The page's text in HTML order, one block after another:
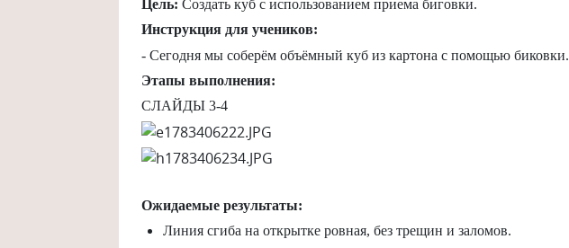
Цель: Создать куб с использованием приема биговки.
Инструкция для учеников:
- Сегодня мы соберём объёмный куб из картона с помощью биковки.
Этапы выполнения:
СЛАЙДЫ 3-4
Ожидаемые результаты:
Линия сгиба на открытке ровная, без трещин и заломов.